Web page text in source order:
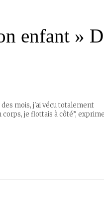
enfant »
mois, j'ai vécu totalement
corps, je flottais à côté”,